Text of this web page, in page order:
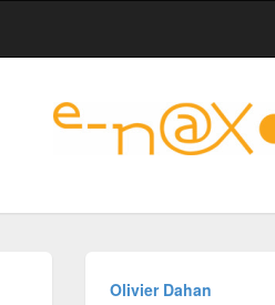
Olivier Dahan